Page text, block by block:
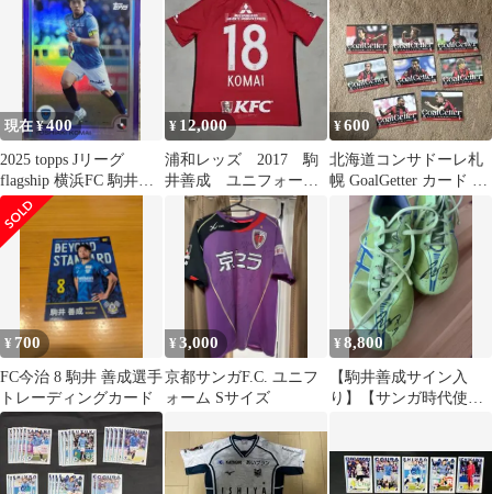
現在 ¥400
2025 topps Jリーグ
flagship 横浜FC 駒井善
成
¥ 12,000
浦和レッズ 2017 駒
井善成 ユニフォー
ム L NIKE ナイ
キ ホーム 赤
¥600
北海道コンサドーレ札
幌 GoalGetter カード 8
枚セット
¥ 700
FC今治 8 駒井 善成選手
トレーディングカード
¥3,000
京都サンガF.C. ユニフ
ォーム Sサイズ
¥8,800
【駒井善成サイン入
り】【サンガ時代使